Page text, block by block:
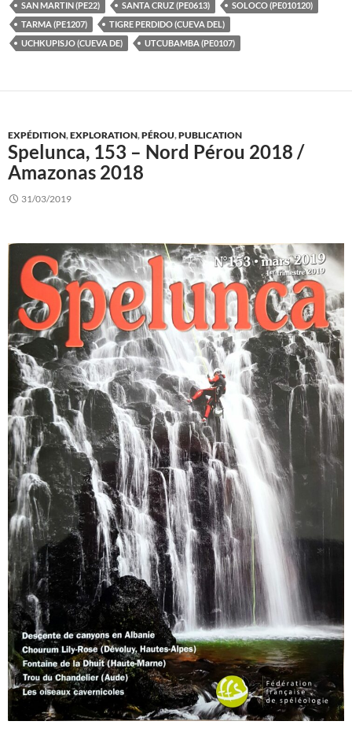
SAN MARTIN (PE22) SANTA CRUZ (PE0613)
SOLOCO (PE010120)
TARMA (PE1207)
TIGRE PERDIDO (CUEVA DEL)
UCHKUPISJO (CUEVA DE)
UTCUBAMBA (PE0107)
EXPÉDITION,EXPLORATION,PÉROU,PUBLICATION
Spelunca, 153 – Nord Pérou 2018 /
Amazonas 2018
31/03/2019